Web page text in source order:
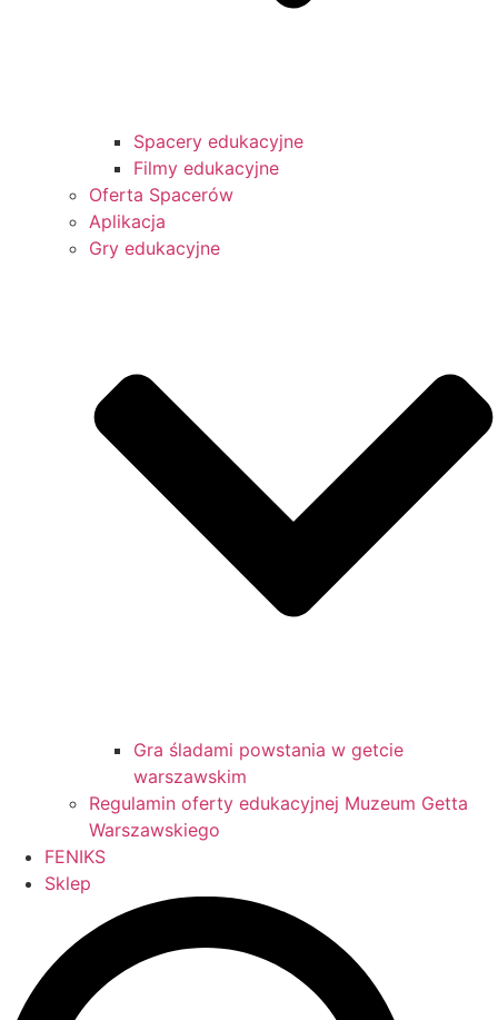
Spacery edukacyjne
Filmy edukacyjne
Oferta Spacerów
Aplikacja
Gry edukacyjne
Gra śladami powstania w getcie
warszawskim
Regulamin oferty edukacyjnej Muzeum Getta
Warszawskiego
FENIKS
Sklep